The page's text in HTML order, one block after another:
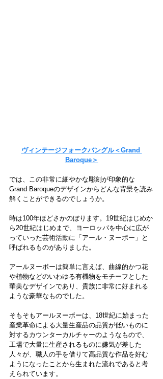
ヴィンテージフォークバングル＜Grand
Baroque＞
では、この非常に細やかな彫刻が印象的な
Grand Baroqueのデザインからどんな背景を読み
解くことができるのでしょうか。
時は100年ほどさかのぼります。19世紀はじめか
ら20世紀はじめまで、ヨーロッパを中心に広が
っていった芸術活動に「アール・ヌーボー」と
呼ばれるものがありました。
アールヌーボーは簡単に言えば、曲線的かつ花
や植物などのいわゆる有機物をモチーフとした
華美なデザインであり、貴族に非常に好まれる
ような豪華なものでした。
そもそもアールヌーボーは、18世紀に始まった
産業革命による大量生産品の品質が低いものに
対するカウンターカルチャーのようなもので、
工場で大量に生産されるものに嫌気が差した
人々が、職人の手を借りて高品質な作品を好む
ようになったことから生まれた流れであると考
えられています。